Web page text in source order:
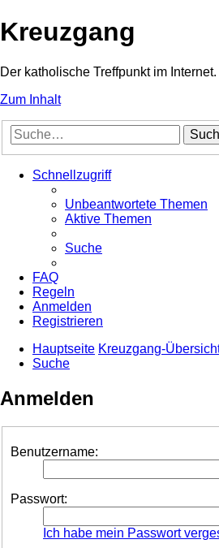
Kreuzgang
Der katholische Treffpunkt im Internet.
Zum Inhalt
Schnellzugriff
Unbeantwortete Themen
Aktive Themen
Suche
FAQ
Regeln
Anmelden
Registrieren
Hauptseite Kreuzgang-
Suche
Anmelden
Benutzername:
Passwort:
Ich habe mein Passwort